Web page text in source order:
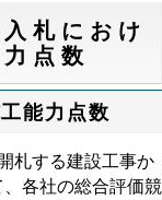
札におけ
点数
能力点数
札する建設工事か
各社の総合評価競